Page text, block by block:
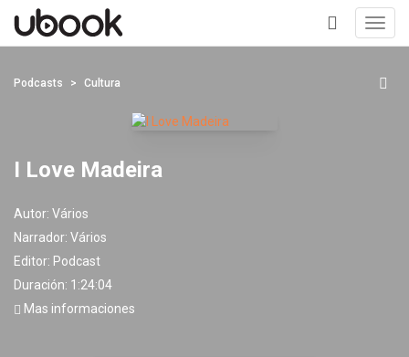
+
Podcasts Cultura
I Love Madeira
Autor: Vários
Narrador: Vários
Editor: Podcast
Duración: 1:24:04
Mas informaciones